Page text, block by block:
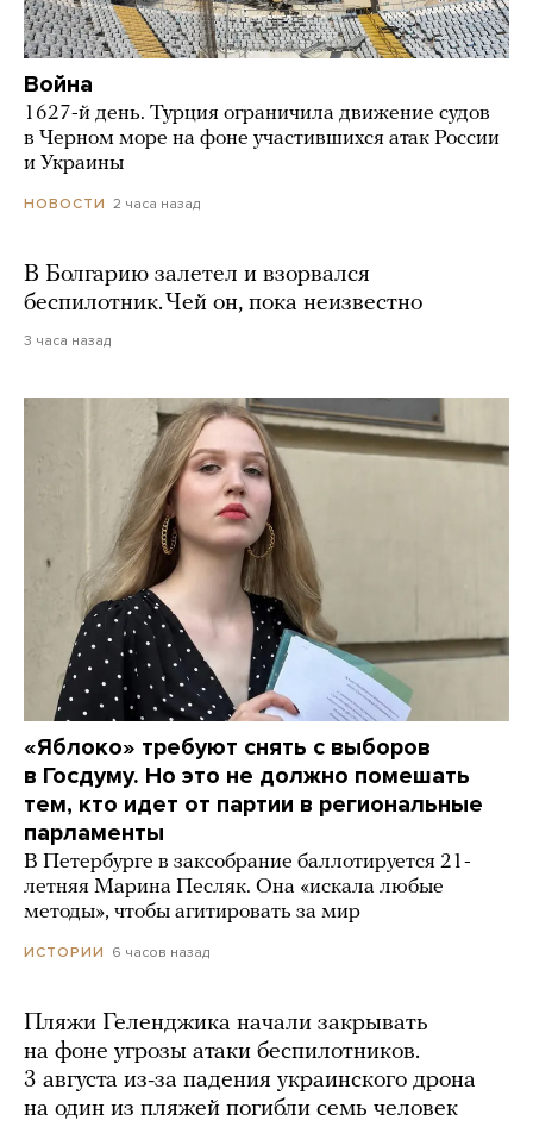
Война
1627-й день. Турция ограничила движение судов
в Черном море на фоне участившихся атак России
и Украины
НОВОСТИ 2 часа назад
В Болгарию залетел и взорвался
беспилотник. Чей он, пока неизвестно
3 часа назад
«Яблоко» требуют снять с выборов
в Госдуму. Но это не должно помешать
тем, кто идет от партии в региональные
парламенты
В Петербурге в заксобрание баллотируется 21-
летняя Марина Песляк. Она «искала любые
методы», чтобы агитировать за мир
ИСТОРИИ 6 часов назад
Пляжи Геленджика начали закрывать
на фоне угрозы атаки беспилотников.
3 августа из-за падения украинского дрона
на один из пляжей погибли семь человек